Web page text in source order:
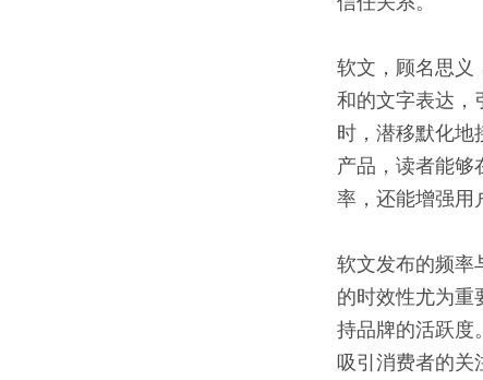
软文，顾名思义
和的文字表达，
时，潜移默化地
产品，读者能够
率，还能增强用
软文发布的频率
的时效性尤为重
持品牌的活跃度
吸引消费者的关